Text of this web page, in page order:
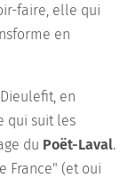
faire, elle qui
en
en
qui suit les
du Poët-Laval.
France" (et oui